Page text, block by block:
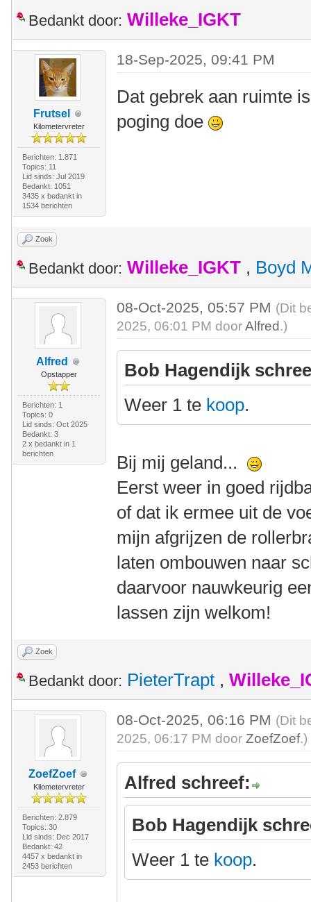
Bedankt door: Willeke_IGKT
Frutsel
Kilometervreter
Berichten: 1.871
Topics: 11
Lid sinds: Jul 2019
Bedankt: 1051
3435 x bedankt in
1534 berichten
18-Sep-2025, 09:41 PM
Dat gebrek aan ruimte
poging doe
Zoek
Bedankt door: Willeke_IGKT , Boyd
Alfred
Opstapper
Berichten: 1
Topics: 0
Lid sinds: Oct 2025
Bedankt: 3
2 x bedankt in 1
berichten
08-Oct-2025, 05:57 PM (Dit
2025, 06:01 PM doorAlfred.)
Bob Hagendijk
Weer 1 te koop.
Bij mij geland...
Eerst weer in goed
of dat ik ermee uit de
mijn afgrijzen de
laten ombouwen naar
daarvoor nauwkeurig
lassen zijn welkom!
Zoek
Bedankt door: PieterTrapt ,
ZoefZoef
Kilometervreter
Berichten: 2.879
Topics: 30
Lid sinds: Dec 2017
Bedankt: 42
4457 x bedankt in
2453 berichten
08-Oct-2025, 06:16 PM (Dit
2025, 06:17 PM doorZoefZoef.)
Alfred schreef:
Bob Hagendijk
Weer 1 te koop.